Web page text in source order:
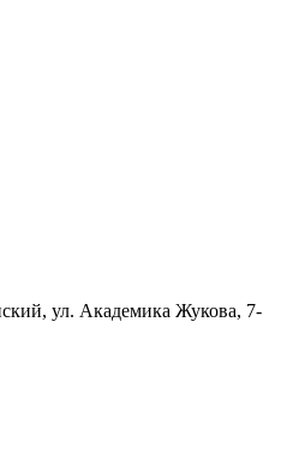
ул. Академика Жукова, 7-